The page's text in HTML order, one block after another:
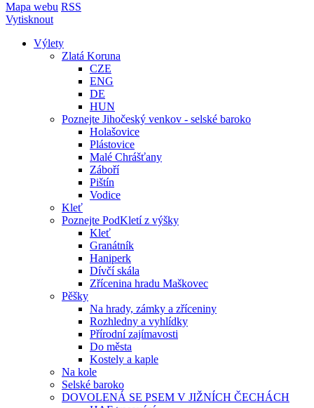
Mapa webu RSS
Vytisknout
Výlety
Zlatá Koruna
CZE
ENG
DE
HUN
Poznejte Jihočeský venkov - selské baroko
Holašovice
Plástovice
Malé Chrášťany
Záboří
Pištín
Vodice
Kleť
Poznejte PodKletí z výšky
Kleť
Granátník
Haniperk
Dívčí skála
Zřícenina hradu Maškovec
Pěšky
Na hrady, zámky a zříceniny
Rozhledny a vyhlídky
Přírodní zajímavosti
Do města
Kostely a kaple
Na kole
Selské baroko
DOVOLENÁ SE PSEM V JIŽNÍCH ČECHÁCH